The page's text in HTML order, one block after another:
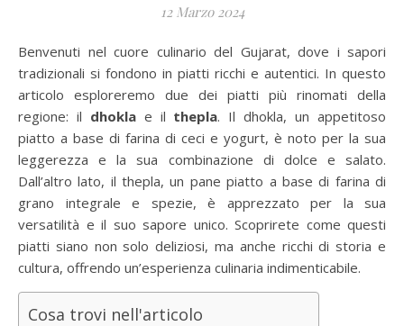
12 Marzo 2024
Benvenuti nel cuore culinario del Gujarat, dove i sapori
tradizionali si fondono in piatti ricchi e autentici. In questo
articolo esploreremo due dei piatti più rinomati della
regione: il dhoklae il thepla. Il dhokla, un appetitoso
piatto a base di farina di ceci e yogurt, è noto per la sua
leggerezza e la sua combinazione di dolce e salato.
Dall’altro lato, il thepla, un pane piatto a base di farina di
grano integrale e spezie, è apprezzato per la sua
versatilità e il suo sapore unico. Scoprirete come questi
piatti siano non solo deliziosi, ma anche ricchi di storia e
cultura, offrendo un’esperienza culinaria indimenticabile.
Cosa trovi nell'articolo